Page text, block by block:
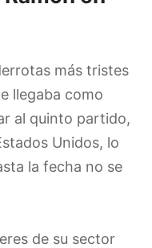
más tristes
llegaba como
al quinto partido,
Unidos, lo
la fecha no se
de su sector